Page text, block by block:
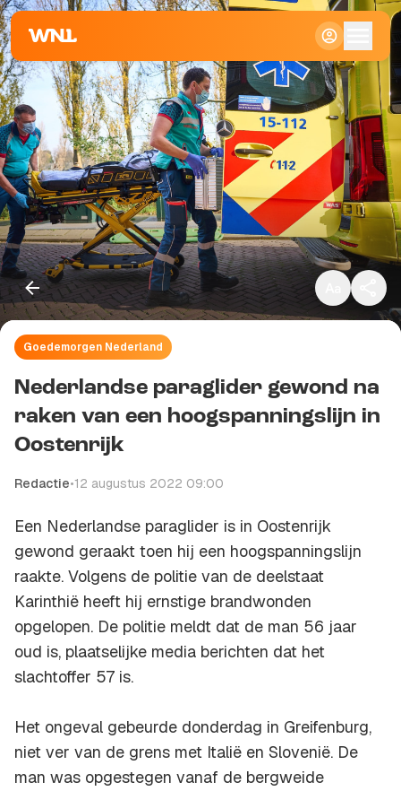
Klein
Standaard
Groot
Goedemorgen Nederland
Nederlandse paraglider gewond na
raken van een hoogspanningslijn in
Oostenrijk
Redactie•12 augustus 2022 09:00
Een Nederlandse paraglider is in Oostenrijk
gewond geraakt toen hij een hoogspanningslijn
raakte. Volgens de politie van de deelstaat
Karinthië heeft hij ernstige brandwonden
opgelopen. De politie meldt dat de man 56 jaar
oud is, plaatselijke media berichten dat het
slachtoffer 57 is.
Het ongeval gebeurde donderdag in Greifenburg,
niet ver van de grens met Italië en Slovenië. De
man was opgestegen vanaf de bergweide